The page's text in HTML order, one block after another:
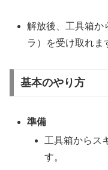
解放後、工具箱か
ラ）を受け取れま
基本のやり方
準備
工具箱からス
す。